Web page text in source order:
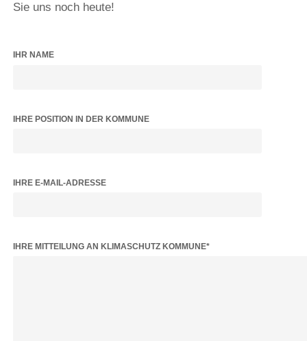
Sie uns noch heute!
IHR NAME
IHRE POSITION IN DER KOMMUNE
IHRE E-MAIL-ADRESSE
BITTE LASSE DIESES FELD LEER.
IHRE MITTEILUNG AN KLIMASCHUTZ KOMMUNE*